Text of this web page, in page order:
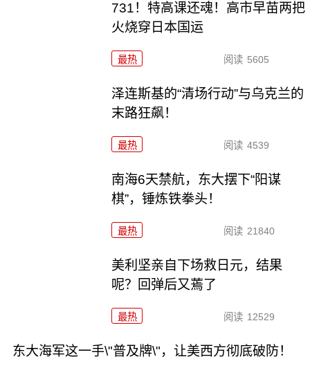
731！特高课还魂！高市早苗两把
火烧穿日本国运
最热 阅读 5605
泽连斯基的“清场行动”与乌克兰的
末路狂飙！
最热 阅读 4539
南海6天禁航，东大摆下“阳谋
棋”，锤炼铁拳头！
最热 阅读 21840
美利坚亲自下场救日元，结果
呢？回弹后又蔫了
最热 阅读 12529
东大海军这一手\"普及牌\"，让美西方彻底破防！